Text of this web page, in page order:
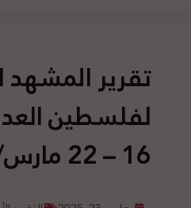
تقرير
16 – 22 مارس/آذار 2025